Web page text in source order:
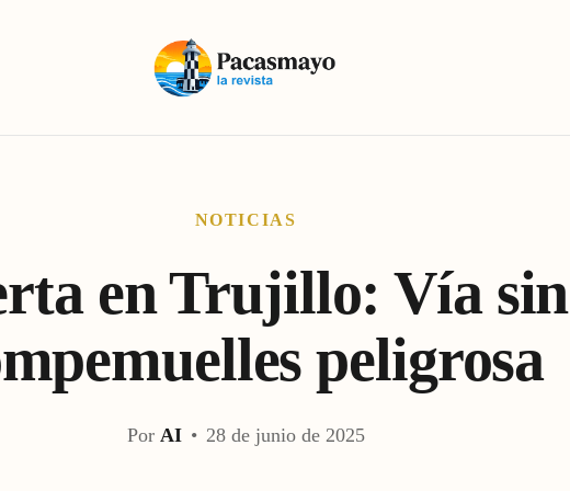
NOTICIAS
en Trujillo: Vía sin
peligrosa
Por AI • 28 de junio de 2025